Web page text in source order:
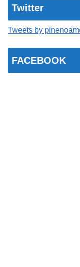
Twitter
Tweets by
FACEBOOK